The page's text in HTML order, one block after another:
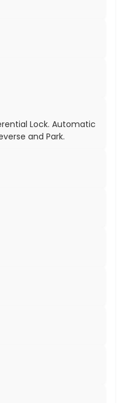
Lock. Automatic
and Park.